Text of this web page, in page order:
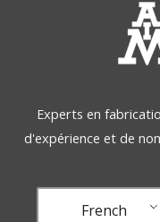
Experts en
d'expérience et de
French